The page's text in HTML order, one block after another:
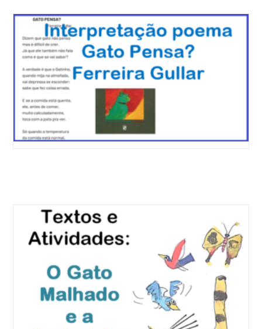
Faça Uma Doação Para Ajudar O Site. Obrigado :)